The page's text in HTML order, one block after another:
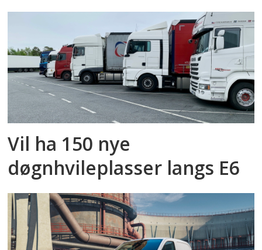
Vil ha 150 nye
døgnhvileplasser langs E6